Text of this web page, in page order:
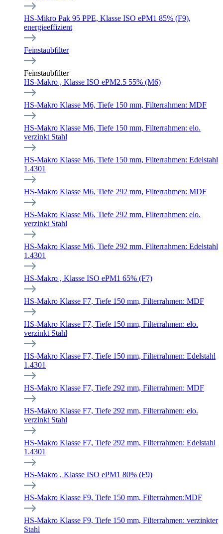
HS-Mikro Pak 95 PPE, Klasse ISO ePM1 85% (F9),
energieeffizient
Feinstaubfilter
Feinstaubfilter
HS-Makro , Klasse ISO ePM2.5 55% (M6)
HS-Makro Klasse M6, Tiefe 150 mm, Filterrahmen: MDF
HS-Makro Klasse M6, Tiefe 150 mm, Filterrahmen: elo.
verzinkt Stahl
HS-Makro Klasse M6, Tiefe 150 mm, Filterrahmen: Edelstahl
1.4301
HS-Makro Klasse M6, Tiefe 292 mm, Filterrahmen: MDF
HS-Makro Klasse M6, Tiefe 292 mm, Filterrahmen: elo.
verzinkt Stahl
HS-Makro Klasse M6, Tiefe 292 mm, Filterrahmen: Edelstahl
1.4301
HS-Makro , Klasse ISO ePM1 65% (F7)
HS-Makro Klasse F7, Tiefe 150 mm, Filterrahmen: MDF
HS-Makro Klasse F7, Tiefe 150 mm, Filterrahmen: elo.
verzinkt Stahl
HS-Makro Klasse F7, Tiefe 150 mm, Filterrahmen: Edelstahl
1.4301
HS-Makro Klasse F7, Tiefe 292 mm, Filterrahmen: MDF
HS-Makro Klasse F7, Tiefe 292 mm, Filterrahmen: elo.
verzinkt Stahl
HS-Makro Klasse F7, Tiefe 292 mm, Filterrahmen: Edelstahl
1.4301
HS-Makro , Klasse ISO ePM1 80% (F9)
HS-Makro Klasse F9, Tiefe 150 mm, Filterrahmen:MDF
HS-Makro Klasse F9, Tiefe 150 mm, Filterrahmen: verzinkter
Stahl